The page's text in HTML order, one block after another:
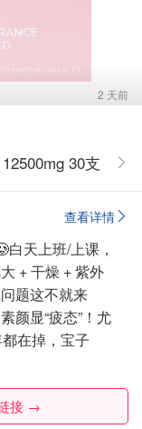
2 天前
30支
查看详情
天上班/上课，
+ 干燥 + 紫外
题这不就来
颜显“疲态”！尤
在掉，宝子
接 →